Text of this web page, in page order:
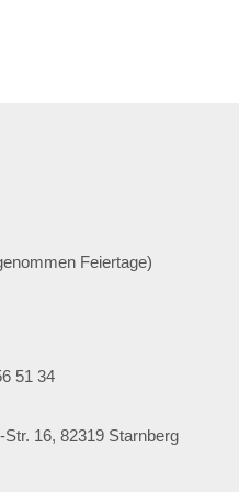
Feiertage)
51 34
16, 82319 Starnberg